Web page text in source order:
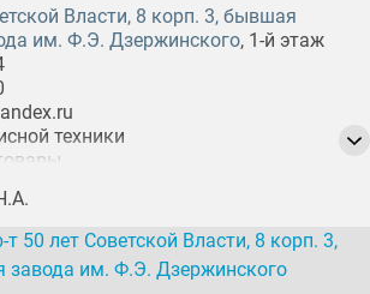
Власти, 8 корп. 3, бывшая
им. Ф.Э. Дзержинского, 1-й этаж
техники
ПК
электротехники
сетей